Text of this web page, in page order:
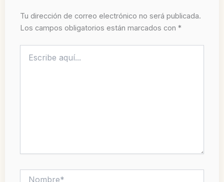
Tu dirección de correo electrónico no será publicada.
Los campos obligatorios están marcados con *
aquí...